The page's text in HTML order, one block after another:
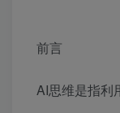
前言
AI思维是指利